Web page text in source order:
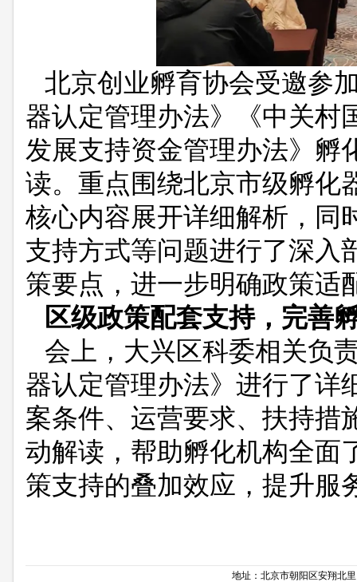
北京创业孵育协会受邀参
器认定管理办法》
《中关
发展支持资金管理办法》孵
读。重点围绕北京市级孵化
核心内容展开详细解析，同
支持方式等问题进行了深入
策要点，进一步明确政策适
区级政策配套支持，完善
会上，大兴区科委相关负
器认定管理办法》进行了详
案条件、运营要求、扶持措
动解读，帮助孵化机构全面
策支持的叠加效应，提升服
地址：北京市朝阳区安翔北里